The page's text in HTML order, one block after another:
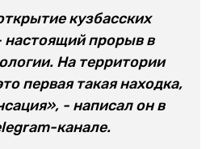
кузбасских
настоящий прорыв в
На территории
первая такая находка,
- написал он в
канале.